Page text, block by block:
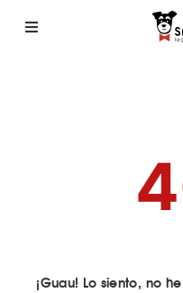
¡Guau! Lo siento, no